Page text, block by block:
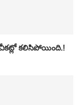
చీకట్లో కలిసిపోయింది.!